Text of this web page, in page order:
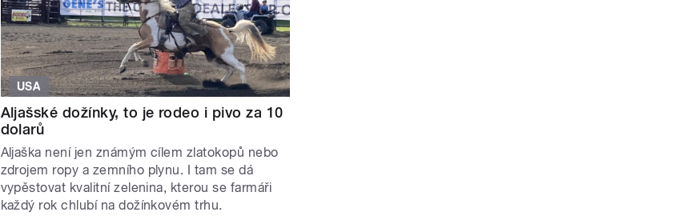
USA
Aljašské dožínky, to je rodeo i pivo za 10
dolarů
Aljaška není jen známým cílem zlatokopů nebo
zdrojem ropy a zemního plynu. I tam se dá
vypěstovat kvalitní zelenina, kterou se farmáři
každý rok chlubí na dožínkovém trhu.